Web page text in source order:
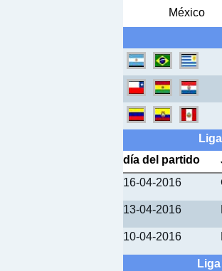
México
día del partido
16-04-2016
13-04-2016
10-04-2016